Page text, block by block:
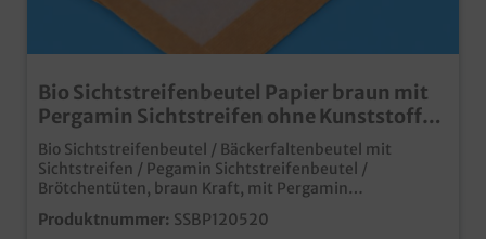
Bio Sichtstreifenbeutel Papier braun mit
Pergamin Sichtstreifen ohne Kunststoff
versch. Größen
Bio Sichtstreifenbeutel / Bäckerfaltenbeutel mit
Sichtstreifen / Pegamin Sichtstreifenbeutel /
Brötchentüten, braun Kraft, mit Pergamin
Sichtstreifen, verschiedene Größen zur Auswahl*
12+5x20cm 1000St (6cm breiter Sichtstreifen) *
Produktnummer: SSBP120520